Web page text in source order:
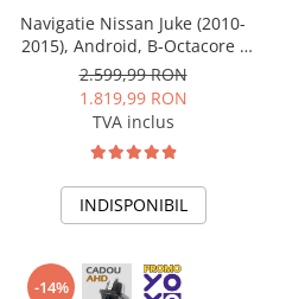
Conectică BMW
Conectică Volkswagen
Conectică Mercedes Benz
Conectică Opel
Conectică Skoda
Navigatie Nissan Juke (2010-
2015), Android, B-Octacore /
6GB RAM + 128GB ROM, 9
Inch - AD-BGB9006+AD-
BGRKIT168
2.599,99 RON
1.819,99 RON
TVA inclus
INDISPONIBIL
-14%